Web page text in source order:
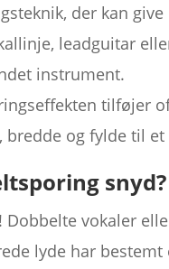
der kan
leadguitar
instrument.
tilføjer
bredde og fylde til et
snyd?
Dobbelte vokaler
lyde har bestemt